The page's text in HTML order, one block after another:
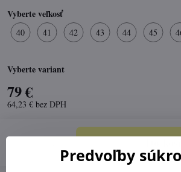
Vyberte veľkosť
40 41 42 43 44 45
Vyberte variant
79 €
64,23 € bez DPH
Predvoľby